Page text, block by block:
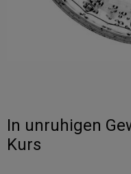
In unruhigen
Kurs